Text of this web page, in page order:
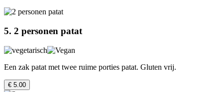
5. 2 personen patat
Een zak patat met twee ruime porties patat. Gluten vrij.
€ 5.00